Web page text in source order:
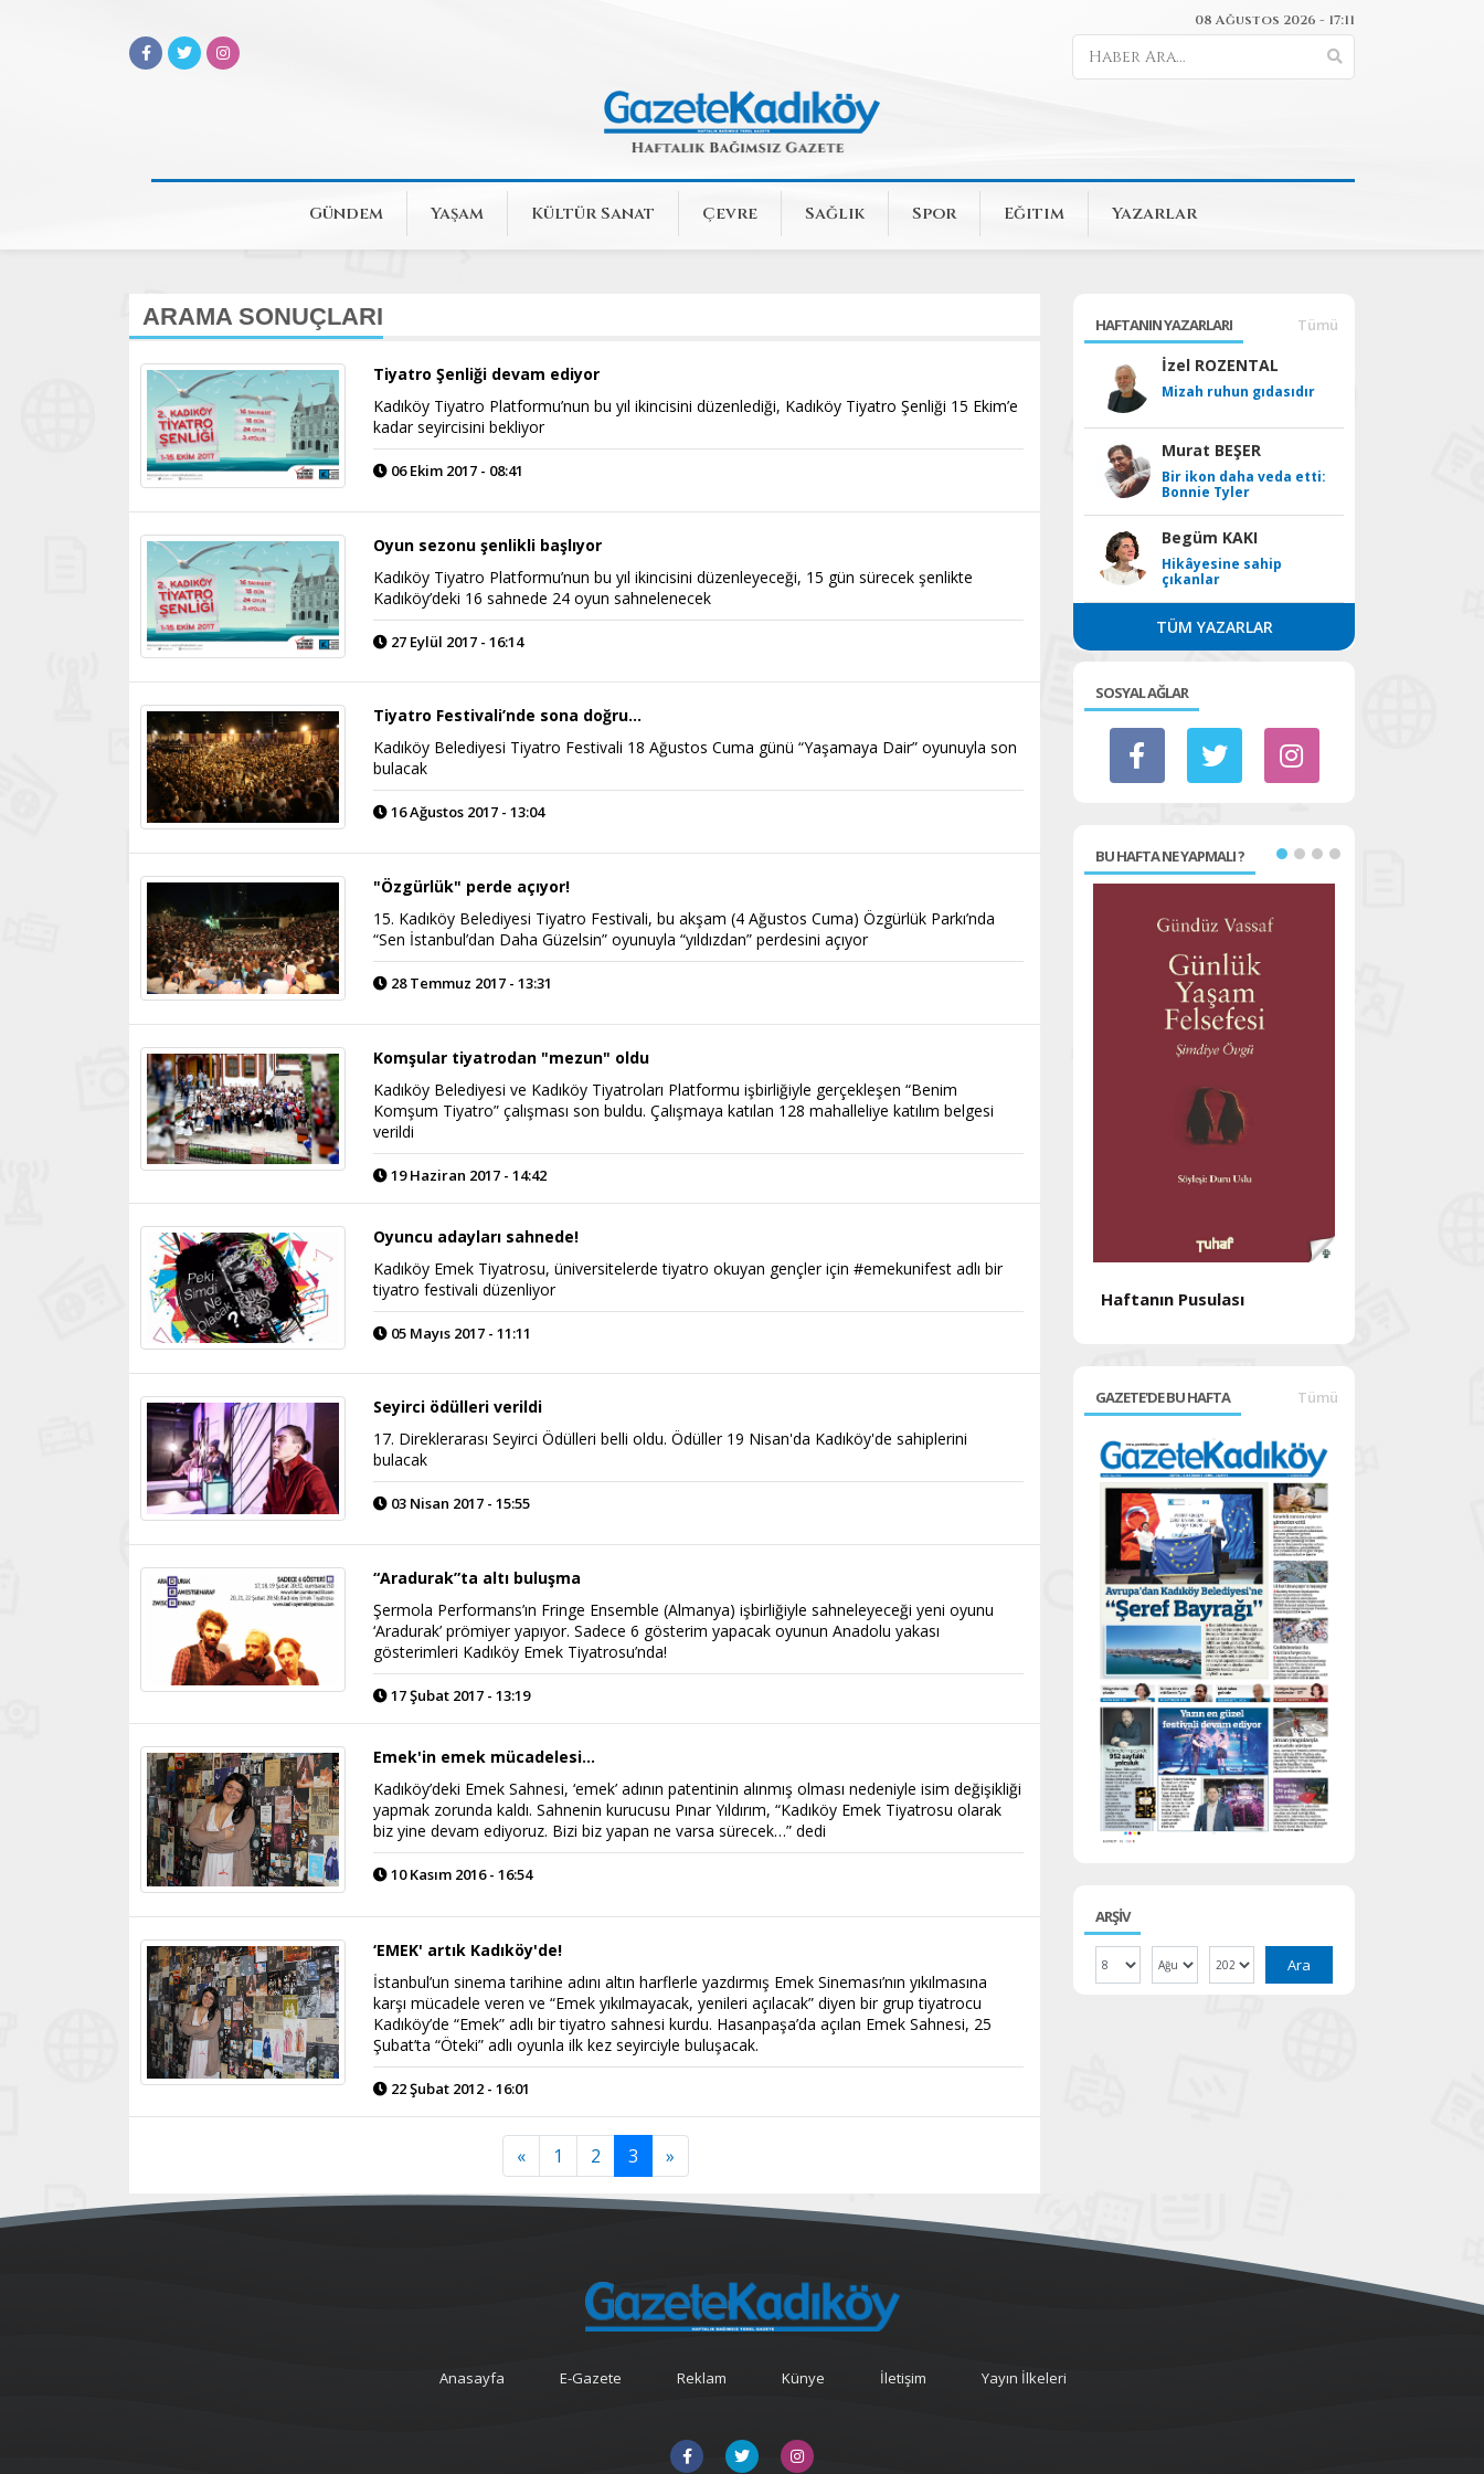
08 Ağustos 2026 - 17:11
Gündem Yaşam Kültür Sanat Çevre Sağlık Spor Eğitim Yazarlar
ARAMA SONUÇLARI
Tiyatro Şenliği devam ediyor
Kadıköy Tiyatro Platformu’nun bu yıl ikincisini düzenlediği, Kadıköy Tiyatro Şenliği 15 Ekim’e
kadar seyircisini bekliyor
06 Ekim 2017 - 08:41
Oyun sezonu şenlikli başlıyor
Kadıköy Tiyatro Platformu’nun bu yıl ikincisini düzenleyeceği, 15 gün sürecek şenlikte
Kadıköy’deki 16 sahnede 24 oyun sahnelenecek
27 Eylül 2017 - 16:14
Tiyatro Festivali’nde sona doğru…
Kadıköy Belediyesi Tiyatro Festivali 18 Ağustos Cuma günü “Yaşamaya Dair” oyunuyla son
bulacak
16 Ağustos 2017 - 13:04
"Özgürlük" perde açıyor!
15. Kadıköy Belediyesi Tiyatro Festivali, bu akşam (4 Ağustos Cuma) Özgürlük Parkı’nda
“Sen İstanbul’dan Daha Güzelsin” oyunuyla “yıldızdan” perdesini açıyor
28 Temmuz 2017 - 13:31
Komşular tiyatrodan "mezun" oldu
Kadıköy Belediyesi ve Kadıköy Tiyatroları Platformu işbirliğiyle gerçekleşen “Benim
Komşum Tiyatro” çalışması son buldu. Çalışmaya katılan 128 mahalleliye katılım belgesi
verildi
19 Haziran 2017 - 14:42
Oyuncu adayları sahnede!
Kadıköy Emek Tiyatrosu, üniversitelerde tiyatro okuyan gençler için #emekunifest adlı bir
tiyatro festivali düzenliyor
05 Mayıs 2017 - 11:11
Seyirci ödülleri verildi
17. Direklerarası Seyirci Ödülleri belli oldu. Ödüller 19 Nisan'da Kadıköy'de sahiplerini
bulacak
03 Nisan 2017 - 15:55
“Aradurak”ta altı buluşma
Şermola Performans’ın Fringe Ensemble (Almanya) işbirliğiyle sahneleyeceği yeni oyunu
‘Aradurak’ prömiyer yapıyor. Sadece 6 gösterim yapacak oyunun Anadolu yakası
gösterimleri Kadıköy Emek Tiyatrosu’nda!
17 Şubat 2017 - 13:19
Emek'in emek mücadelesi…
Kadıköy’deki Emek Sahnesi, ‘emek’ adının patentinin alınmış olması nedeniyle isim değişikliği
yapmak zorunda kaldı. Sahnenin kurucusu Pınar Yıldırım, “Kadıköy Emek Tiyatrosu olarak
biz yine devam ediyoruz. Bizi biz yapan ne varsa sürecek…” dedi
10 Kasım 2016 - 16:54
‘EMEK' artık Kadıköy'de!
İstanbul’un sinema tarihine adını altın harflerle yazdırmış Emek Sineması’nın yıkılmasına
karşı mücadele veren ve “Emek yıkılmayacak, yenileri açılacak” diyen bir grup tiyatrocu
Kadıköy’de “Emek” adlı bir tiyatro sahnesi kurdu. Hasanpaşa’da açılan Emek Sahnesi, 25
Şubat’ta “Öteki” adlı oyunla ilk kez seyirciyle buluşacak.
22 Şubat 2012 - 16:01
« 1 2 3 »
HAFTANIN YAZARLARI Tümü
İzel ROZENTAL
Mizah ruhun gıdasıdır
Murat BEŞER
Bir ikon daha veda etti:
Bonnie Tyler
Begüm KAKI
Hikâyesine sahip
çıkanlar
TÜM YAZARLAR
SOSYAL AĞLAR
BU HAFTA NE YAPMALI ?
Haftanın Sinevizyonu
Haftanın Pusulası
GAZETE'DE BU HAFTA Tümü
ARŞİV
Ara
Anasayfa E-Gazete Reklam Künye İletişim Yayın İlkeleri